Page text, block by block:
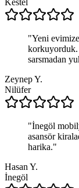
"Yeni
korkuyorduk.
sarsmadan
Zeynep Y.
Nilüfer
"İnegöl
asansör
harika."
Hasan Y.
İnegöl